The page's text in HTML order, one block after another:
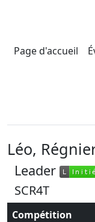
Page d'accueil
Léo,
Leader L
L
SCR4T
Compétition